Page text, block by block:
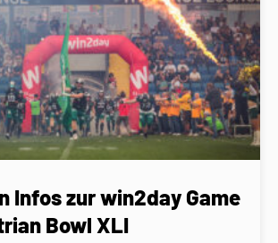
Infos zur win2day Game
Bowl XLI